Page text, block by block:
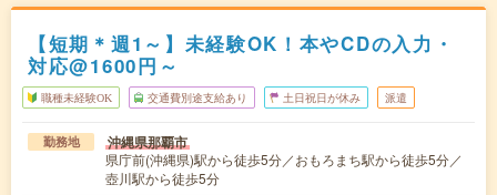
【短期＊週1～】未経験OK！本やCDの入力・
対応@1600円～
職種未経験OK 交通費別途支給あり 土日祝日が休み 派遣
勤務地 沖縄県那覇市
県庁前(沖縄県)駅から徒歩5分／おもろまち駅から徒歩5分／
壺川駅から徒歩5分